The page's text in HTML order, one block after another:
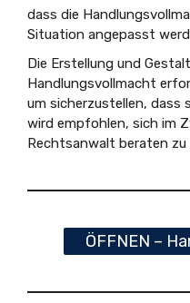
dass die
Situation angepasst
Die Erstellung und
Handlungsvollmacht
um sicherzustellen, dass
wird empfohlen, sich im
Rechtsanwalt beraten zu
ÖFFNEN –